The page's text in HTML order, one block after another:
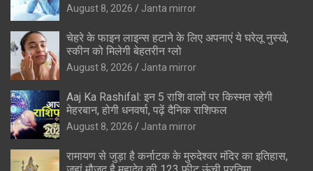
August 8, 2026 Janta mirror
चेहरे के फाइन लाइन्स हटाने के लिए अपनाएं ये घरेलू नुस्खे,
स्कीन को मिलेगी बेहतरीन ग्लो
August 8, 2026 Janta mirror
Aaj Ka Rashifal: इन 5 राशि वालों पर किस्मत रहेगी
मेहरबान, होगी धनवर्षा, पढ़ें दैनिक राशिफल
August 8, 2026 Janta mirror
रामायण से जुड़ा है कर्नाटक के मुरुदेश्वर मंदिर का इतिहास,